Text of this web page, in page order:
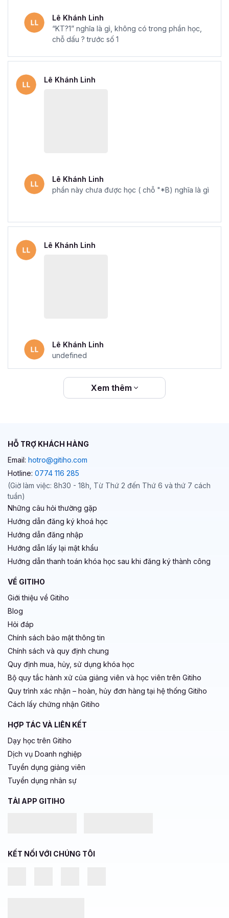
Mẫu chứng chỉ Excel sau khi hoàn thành khóa học tại Gitiho
Gitiho, sẽ giúp bạn làm việc linh hoạt hơn, mở ra cơ hội
nhận những ưu đãi tuyệt vời từ Gitiho nhé.
Lê Khánh Linh
“KT?1” nghĩa là gì, không có trong phần học,
chỗ dấu ? trước số 1
Lê Khánh Linh
Lê Khánh Linh
phần này chưa được học ( chỗ "*B) nghĩa là gì
Lê Khánh Linh
Lê Khánh Linh
undefined
Xem thêm
HỖ TRỢ KHÁCH HÀNG
Email: hotro@gitiho.com
Hotline: 0774 116 285
(Giờ làm việc: 8h30 - 18h, Từ Thứ 2 đến Thứ 6 và thứ 7 cách
tuần)
Những câu hỏi thường gặp
Hướng dẫn đăng ký khoá học
Hướng dẫn đăng nhập
Hướng dẫn lấy lại mật khẩu
Hướng dẫn thanh toán khóa học sau khi đăng ký thành công
VỀ GITIHO
Giới thiệu về Gitiho
Blog
Hỏi đáp
Chính sách bảo mật thông tin
Chính sách và quy định chung
Quy định mua, hủy, sử dụng khóa học
Bộ quy tắc hành xử của giảng viên và học viên trên Gitiho
Quy trình xác nhận – hoàn, hủy đơn hàng tại hệ thống Gitiho
Cách lấy chứng nhận Gitiho
HỢP TÁC VÀ LIÊN KẾT
Dạy học trên Gitiho
Dịch vụ Doanh nghiệp
Tuyển dụng giảng viên
Tuyển dụng nhân sự
TẢI APP GITIHO
KẾT NỐI VỚI CHÚNG TÔI